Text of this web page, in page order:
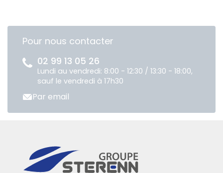
Pour nous contacter
02 99 13 05 26
Lundi au vendredi: 8:00 - 12:30 / 13:30 - 18:00,
sauf le vendredi à 17h30
Par email